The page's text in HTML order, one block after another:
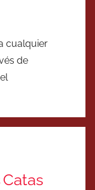
cualquier
de
Catas